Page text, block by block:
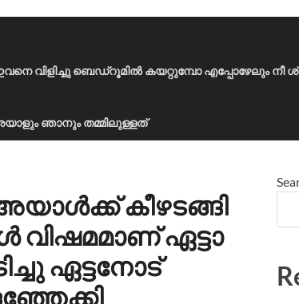
വിളിച്ചു ബെഡ്‌റൂമിൽ കയറ്റുമ്പോ എപ്പോഴേലും നീ
ഞാനും തമ്മിലുള്ളത്
കീഴടങ്ങി
വിഷമമാണ് ഏട്ടാ
ഏട്ടനോട്